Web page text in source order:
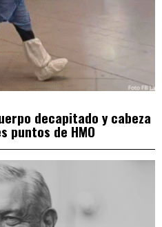
decapitado y cabeza
de HMO